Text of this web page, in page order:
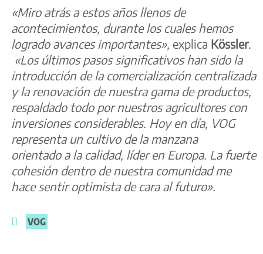
«Miro atrás a estos años llenos de
acontecimientos, durante los cuales hemos
logrado avances importantes», explica Kössler.
«Los últimos pasos significativos han sido la
introducción de la comercialización centralizada
y la renovación de nuestra gama de productos,
respaldado todo por nuestros agricultores con
inversiones considerables. Hoy en día, VOG
representa un cultivo de la manzana
orientado a la calidad, líder en Europa. La fuerte
cohesión dentro de nuestra comunidad me
hace sentir optimista de cara al futuro».
VOG